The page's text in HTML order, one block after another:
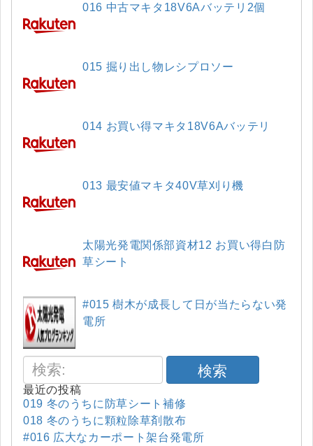
016 中古マキタ18V6Aバッテリ2個
015 掘り出し物レシプロソー
014 お買い得マキタ18V6Aバッテリ
013 最安値マキタ40V草刈り機
太陽光発電関係部資材12 お買い得白防
草シート
#015 樹木が成長して日が当たらない発
電所
検索
最近の投稿
019 冬のうちに防草シート補修
018 冬のうちに顆粒除草剤散布
#016 広大なカーポート架台発電所